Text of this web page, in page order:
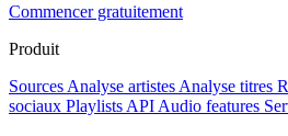
Commencer gratuitement
Produit
Sources Analyse artistes Analyse titres
sociaux Playlists API Audio features